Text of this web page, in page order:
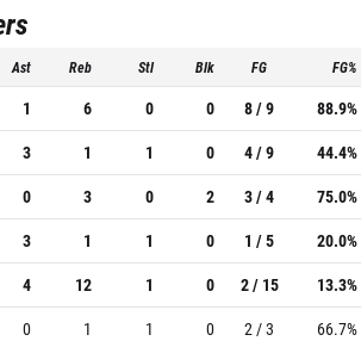
Ast Reb Stl Blk FG FG%
1 6 0 0 8 / 9 88.9%
3 1 1 0 4 / 9 44.4%
0 3 0 2 3 / 4 75.0%
3 1 1 0 1 / 5 20.0%
4 12 1 0 2 / 15 13.3%
0 1 1 0 2 / 3 66.7%